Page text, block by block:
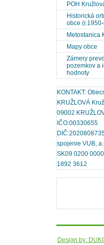
POH
Historická
obce
Metostanica
Mapy obce
Zámery
pozemkov a
hodnoty
KONTAKT:
KRUŽLOVÁ
09002
IČO:00330655
spojenie VUB,
SK09 0200
1892 3612
Design by: